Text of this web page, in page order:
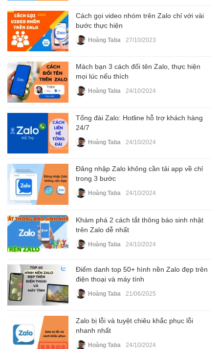
Cách gọi video nhóm trên Zalo chỉ với vài
bước thực hiện
Hoàng Taba 27/10/2023
Mách bạn 3 cách đổi tên Zalo, thực hiện
mọi lúc nếu thích
Hoàng Taba 24/10/2024
Tổng đài Zalo: Hotline hỗ trợ khách hàng
24/7
Hoàng Taba 24/10/2024
Đăng nhập Zalo không cần tải app về chỉ
trong 3 bước
Hoàng Taba 24/10/2024
Khám phá 2 cách tắt thông báo sinh nhật
trên Zalo dễ nhất
Hoàng Taba 24/10/2024
Điểm danh top 50+ hình nền Zalo đẹp trên
điện thoại và máy tính
Hoàng Taba 21/06/2025
Zalo bị lỗi và tuyệt chiêu khắc phục lỗi
nhanh nhất
Hoàng Taba 24/10/2024